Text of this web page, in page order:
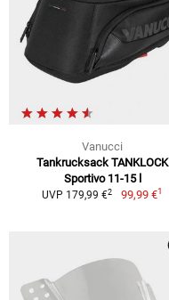
Vanucci
Tankrucksack TANKLOCK
Sportivo 11-15 l
UVP 179,99 €2 99,99 €1